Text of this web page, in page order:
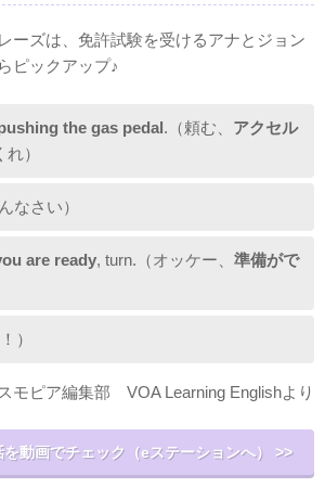
ーズは、免許試験を受けるアナとジョン
ピックアップ♪
the gas pedal.（頼む、 アクセル
）
なさい）
are ready, turn.（オッケー、 準備がで
）
モピア編集部 VOA Learning Englishより
を動画でチェック（eステーションへ） >>